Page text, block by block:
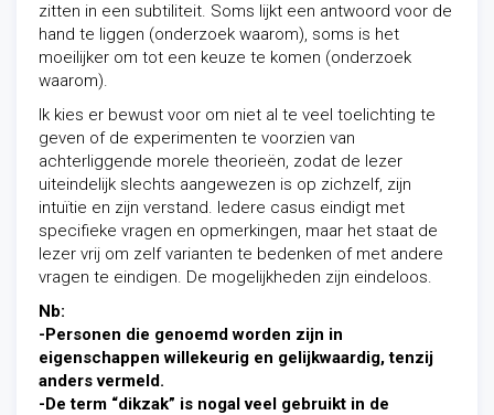
zitten in een subtiliteit. Soms lijkt een antwoord voor de
hand te liggen (onderzoek waarom), soms is het
moeilijker om tot een keuze te komen (onderzoek
waarom).
Ik kies er bewust voor om niet al te veel toelichting te
geven of de experimenten te voorzien van
achterliggende morele theorieën, zodat de lezer
uiteindelijk slechts aangewezen is op zichzelf, zijn
intuïtie en zijn verstand. Iedere casus eindigt met
specifieke vragen en opmerkingen, maar het staat de
lezer vrij om zelf varianten te bedenken of met andere
vragen te eindigen. De mogelijkheden zijn eindeloos.
Nb:
-Personen die genoemd worden zijn in
eigenschappen willekeurig en gelijkwaardig, tenzij
anders vermeld.
-De term “dikzak” is nogal veel gebruikt in de